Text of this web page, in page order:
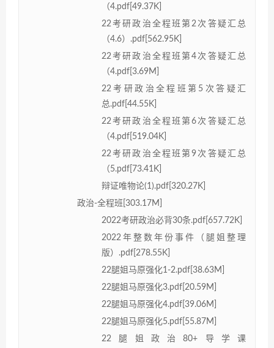
（4.pdf[49.37K]
22考研政治全程班第2次答疑汇总
（4.6）.pdf[562.95K]
22考研政治全程班第4次答疑汇总
（4.pdf[3.69M]
22考研政治全程班第5次答疑汇
总.pdf[44.55K]
22考研政治全程班第6次答疑汇总
（4.pdf[519.04K]
22考研政治全程班第9次答疑汇总
（5.pdf[73.41K]
辩证唯物论(1).pdf[320.27K]
政治-全程班[303.17M]
2022考研政治必背30条.pdf[657.72K]
2022年整数年份事件（腿姐整理
版）.pdf[278.55K]
22腿姐马原强化1-2.pdf[38.63M]
22腿姐马原强化3.pdf[20.59M]
22腿姐马原强化4.pdf[39.06M]
22腿姐马原强化5.pdf[55.87M]
22腿姐政治80+导学课